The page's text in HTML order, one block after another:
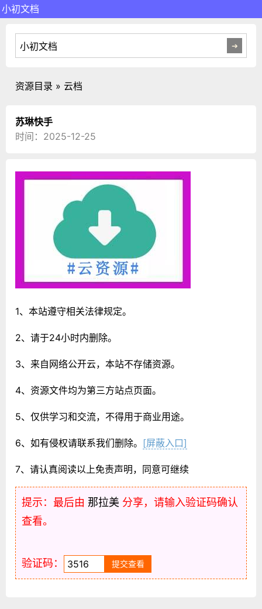
小初文档
资源目录 » 云档
苏琳快手
时间：2025-12-25
1、本站遵守相关法律规定。
2、请于24小时内删除。
3、来自网络公开云，本站不存储资源。
4、资源文件均为第三方站点页面。
5、仅供学习和交流，不得用于商业用途。
6、如有侵权请联系我们删除。 [屏蔽入口]
7、请认真阅读以上免责声明，同意可继续
提示：最后由 那拉美 分享，请输入验证码确认
查看。
验证码：